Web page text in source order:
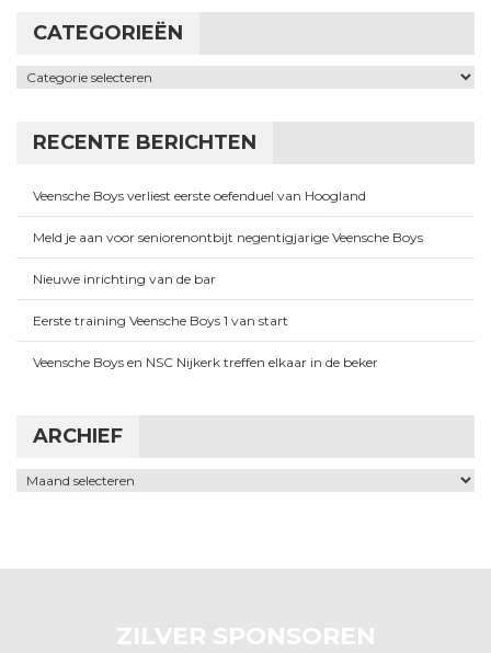
CATEGORIEËN
Categorieën
RECENTE BERICHTEN
Veensche Boys verliest eerste oefenduel van Hoogland
Meld je aan voor seniorenontbijt negentigjarige Veensche Boys
Nieuwe inrichting van de bar
Eerste training Veensche Boys 1 van start
Veensche Boys en NSC Nijkerk treffen elkaar in de beker
ARCHIEF
Archief
ZILVER SPONSOREN